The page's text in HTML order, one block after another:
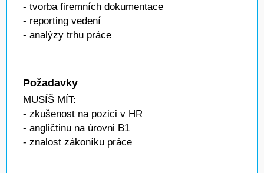
- tvorba firemních dokumentace
- reporting vedení
- analýzy trhu práce
Požadavky
MUSÍŠ MÍT:
- zkušenost na pozici v HR
- angličtinu na úrovni B1
- znalost zákoníku práce